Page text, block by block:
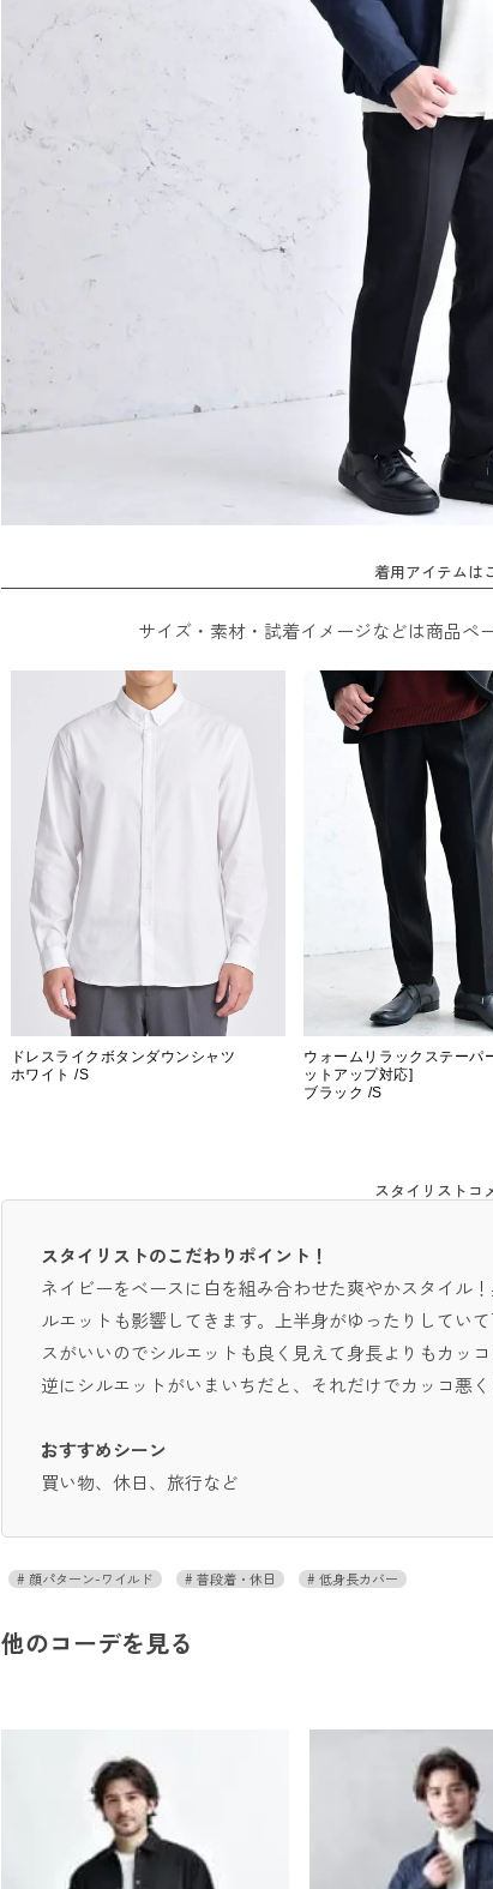
着用アイテムは
サイズ・素材・試着イメージなどは商品ペ
ドレスライクボタンダウンシャツ
ホワイト /S
ウォームリラックステーパ
ットアップ対応]
ブラック /S
スタイリストコ
スタイリストのこだわりポイント！
ネイビーをベースに白を組み合わせた爽やかスタイル
ルエットも影響してきます。上半身がゆったりしてい
スがいいのでシルエットも良く見えて身長よりもカッ
逆にシルエットがいまいちだと、それだけでカッコ悪く
おすすめシーン
買い物、休日、旅行など
顔パターン-ワイルド 普段着・休日 低身長カバー
他のコーデを見る